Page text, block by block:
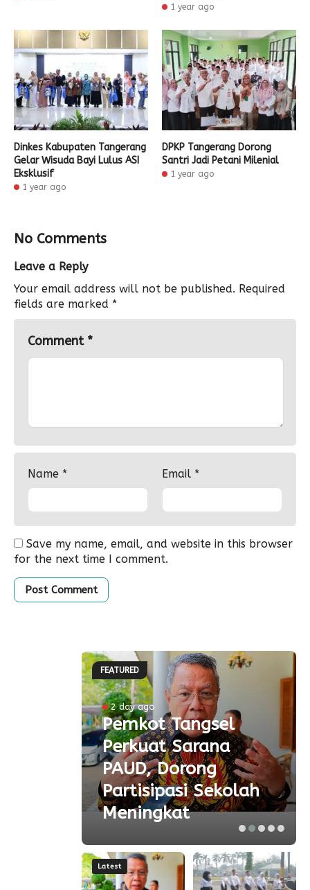
1 year ago
Dinkes Kabupaten Tangerang
Gelar Wisuda Bayi Lulus ASI
Eksklusif
1 year ago
DPKP Tangerang Dorong
Santri Jadi Petani Milenial
1 year ago
No Comments
Leave a Reply
Your email address will not be published. Required
fields are marked *
Comment *
Name * Email *
Save my name, email, and website in this browser
for the next time I comment.
FEATURED
2 day ago
Pemkot Tangsel
Perkuat Sarana
PAUD, Dorong
Partisipasi Sekolah
Meningkat
Latest